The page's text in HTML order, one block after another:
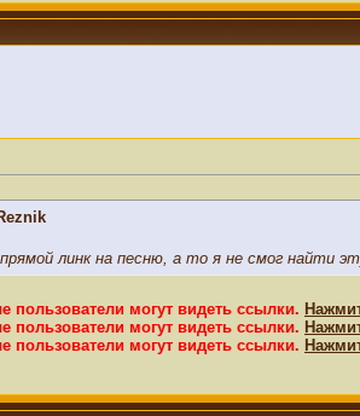
линк на песню, а то я не смог найти
пользователи могут видеть ссылки.
пользователи могут видеть ссылки.
пользователи могут видеть ссылки.